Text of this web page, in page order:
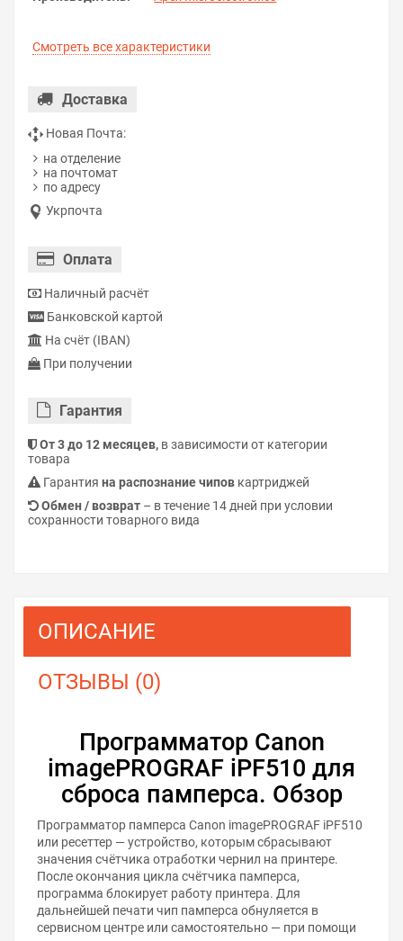
Смотреть все характеристики
Доставка
Новая Почта:
на отделение
на почтомат
по адресу
Укрпочта
Оплата
Наличный расчёт
Банковской картой
На счёт (IBAN)
При получении
Гарантия
От 3 до 12 месяцев, в зависимости от категории
товара
Гарантия на распознание чипов картриджей
Обмен / возврат – в течение 14 дней при условии
сохранности товарного вида
ОПИСАНИЕ
ОТЗЫВЫ (0)
Программатор Canon
imagePROGRAF iPF510 для
сброса памперса. Обзор
Программатор памперса Canon imagePROGRAF iPF510
или ресеттер — устройство, которым сбрасывают
значения счётчика отработки чернил на принтере.
После окончания цикла счётчика памперса,
программа блокирует работу принтера. Для
дальнейшей печати чип памперса обнуляется в
сервисном центре или самостоятельно — при помощи